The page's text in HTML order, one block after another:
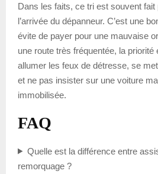
Dans les faits, ce tri est souvent fait
l’arrivée du dépanneur. C’est une
évite de payer pour une mauvaise
une route très fréquentée, la
allumer les feux de détresse, se
et ne pas insister sur une voiture
immobilisée.
FAQ
Quelle est la différence entre
remorquage ?